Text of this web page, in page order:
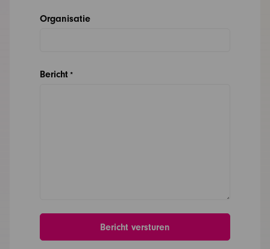
Organisatie
Bericht *